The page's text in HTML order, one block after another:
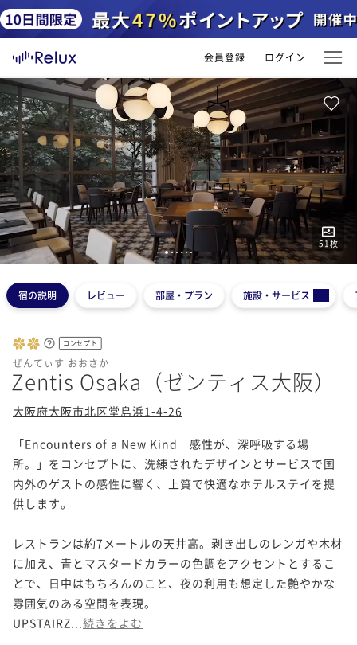
会員登録 ログイン
51 枚
123 456
宿の説明 レビュー 部屋・プラン 施設・サービス
コンセプト
ぜんてぃす おおさか
Zentis Osaka（ゼンティス大阪）
大阪府大阪市北区堂島浜1-4-26
「Encounters of a New Kind　感性が、深呼吸する場
所。」をコンセプトに、洗練されたデザインとサービスで国
内外のゲストの感性に響く、上質で快適なホテルステイを提
供します。
レストランは約7メートルの天井高。剥き出しのレンガや木材
に加え、青とマスタードカラーの色調をアクセントとするこ
とで、日中はもちろんのこと、夜の利用も想定した艶やかな
雰囲気のある空間を表現。
UPSTAIRZ... 続きをよむ